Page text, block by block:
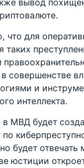
вывод
что для
таких
совершенстве
и
интеллекта.
в МВД будет
будет отвечать
юстиции